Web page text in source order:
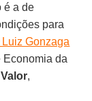
é a de
para
Luiz Gonzaga
Economia da
Valor,